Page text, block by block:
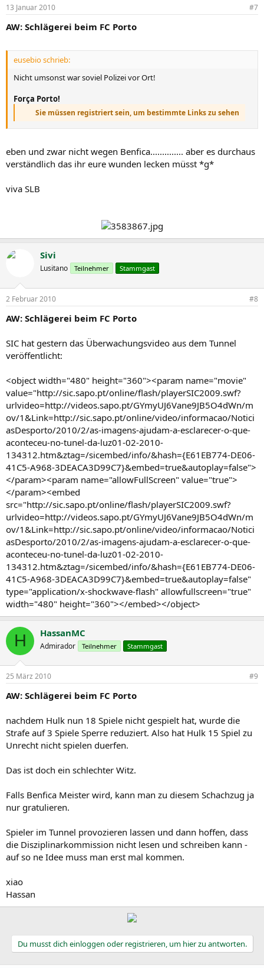
13 Januar 2010 #7
AW: Schlägerei beim FC Porto
eusebio schrieb:
Nicht umsonst war soviel Polizei vor Ort!
Força Porto!
Sie müssen registriert sein, um bestimmte Links zu sehen
eben und zwar nicht wegen Benfica.............. aber es durchaus
verständlich das ihr eure wunden lecken müsst *g*
viva SLB
Sivi
Lusitano Teilnehmer Stammgast
2 Februar 2010 #8
AW: Schlägerei beim FC Porto
SIC hat gestern das Überwachungsvideo aus dem Tunnel
veröffentlicht:
<object width="480" height="360"><param name="movie"
value="http://sic.sapo.pt/online/flash/playerSIC2009.swf?
urlvideo=http://videos.sapo.pt/GYmyUJ6Vane9JB5O4dWn/m
ov/1&Link=http://sic.sapo.pt/online/video/informacao/Notici
asDesporto/2010/2/as-imagens-ajudam-a-esclarecer-o-que-
aconteceu-no-tunel-da-luz01-02-2010-
134312.htm&ztag=/sicembed/info/&hash={E61EB774-DE06-
41C5-A968-3DEACA3D99C7}&embed=true&autoplay=false">
</param><param name="allowFullScreen" value="true">
</param><embed
src="http://sic.sapo.pt/online/flash/playerSIC2009.swf?
urlvideo=http://videos.sapo.pt/GYmyUJ6Vane9JB5O4dWn/m
ov/1&Link=http://sic.sapo.pt/online/video/informacao/Notici
asDesporto/2010/2/as-imagens-ajudam-a-esclarecer-o-que-
aconteceu-no-tunel-da-luz01-02-2010-
134312.htm&ztag=/sicembed/info/&hash={E61EB774-DE06-
41C5-A968-3DEACA3D99C7}&embed=true&autoplay=false"
type="application/x-shockwave-flash" allowfullscreen="true"
width="480" height="360"></embed></object>
H HassanMC
Admirador Teilnehmer Stammgast
25 März 2010 #9
AW: Schlägerei beim FC Porto
nachdem Hulk nun 18 Spiele nicht gespielt hat, wurde die
Strafe auf 3 Spiele Sperre reduziert. Also hat Hulk 15 Spiel zu
Unrecht nicht spielen duerfen.
Das ist doch ein schlechter Witz.
Falls Benfica Meister wird, kann man zu diesem Schachzug ja
nur gratulieren.
Spieler im Tunnel provozieren lassen und dann hoffen, dass
die Disziplinarkommission nicht lesen und schreiben kann -
auf so ne Idee muss man erst mal kommen.
xiao
Hassan
Du musst dich einloggen oder registrieren, um hier zu antworten.